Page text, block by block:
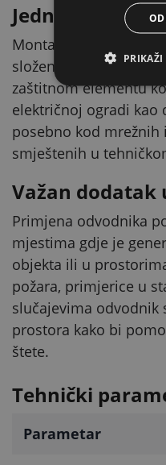
Jednostavna
Montaža odvodnika
složene preinake
zaštitnom elementu
električnoj ogradi kao
posebno kod
smještenih u
Važan dodatak
Primjena odvodnika
mjestima gdje je
objekta ili u
požara, primjerice u
slučajevima odvodnik
prostora kako bi
štete.
Tehnički
Parametar